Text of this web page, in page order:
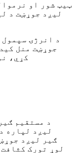
لیږد جوړښت د
جوړښت منل
کړي،
د مستقیم
لیږد لپاره
ګیر لیږد
لوړ تورک